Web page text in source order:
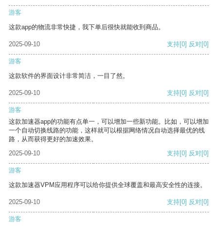
游客
这款app的物流非常快捷，我下单后很快就能收到商品。
2025-09-10 支持[0] 反对[0]
游客
这款软件的界面设计非常简洁，一目了然。
2025-09-10 支持[0] 反对[0]
游客
这款加速器app的功能有点单一，可以增加一些新功能。比如，可以增加
一个自动切换线路的功能，这样就可以根据网络情况自动选择最优的线
路，从而获得更好的加速效果。
2025-09-10
支持[0] 反对[0]
游客
这款加速器VPM应用程序可以给你提供全球覆盖和最高安全性的连接。
2025-09-10 支持[0] 反对[0]
游客